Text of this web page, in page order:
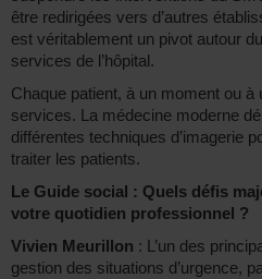
être redirigées vers d’autres
est véritablement un pivot autour
services de l’hôpital.
Chaque patient, à un moment ou à
services. La médecine moderne
différentes techniques d’imagerie
traiter les patients.
Le Guide social : Quels défis
votre quotidien professionnel ?
Vivien Meurillon : L’un des
gestion des situations d’urgence,